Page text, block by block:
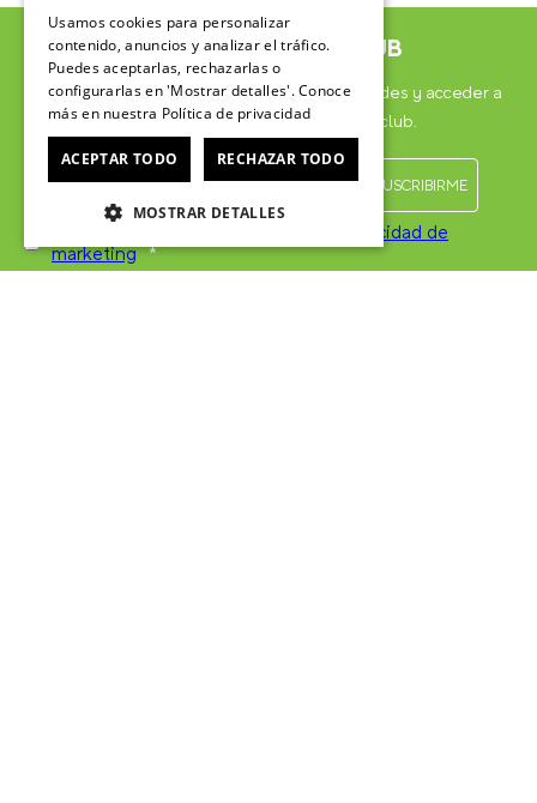
ÚNETE AL CROCSCLUB
Suscríbete para formar parte, recibir novedades y acceder a
contenido exclusivo para el Crocsclub.
Políticas de privacidad de
marketing *
Usamos cookies para personalizar
contenido, anuncios y analizar el tráfico.
Puedes aceptarlas, rechazarlas o
configurarlas en 'Mostrar detalles'. Conoce
más en nuestra Política de privacidad
ACEPTAR TODO RECHAZAR TODO
MOSTRAR DETALLES